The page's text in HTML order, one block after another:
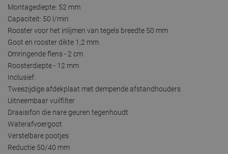
Montagediepte: 52 mm
Capaciteit: 50 l/min
Rooster voor het inlijmen van tegels breedte 50 mm
Goot en rooster dikte 1,2 mm
Omringende flens - 2 cm
Roosterdiepte - 12 mm
Inclusief:
Tweezijdige afdekplaat met dempende afstandhouders
Uitneembaar vuilfilter
Draaisifon die nare geuren tegenhoudt
Waterafvoergoot
Verstelbare pootjes
Reductie 50/40 mm